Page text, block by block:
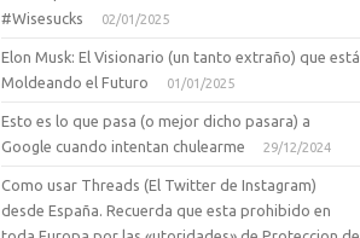
#Wisesucks
02/01/2025
Elon Musk: El Visionario (un tanto extraño) que está
Moldeando el Futuro
01/01/2025
Esto es lo que pasa (o mejor dicho pasara) a
Google cuando intentan chulearme
29/12/2024
Como usar Threads (El Twitter de Instagram)
desde España. Recuerda que esta prohibido en